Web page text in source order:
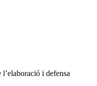
i defensa